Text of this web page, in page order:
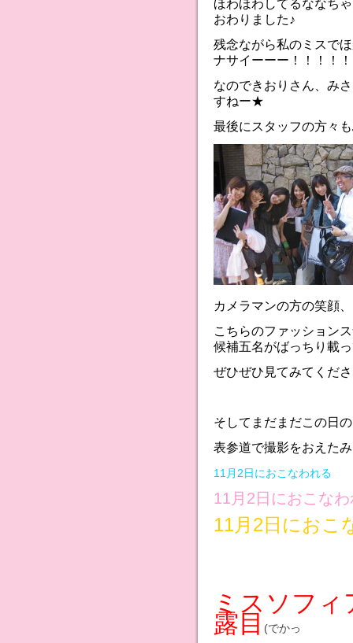
ほわほわしてるななち
おわりました♪
残念ながら私のミスで
ナサイーーー！！！！！
なのできおりさん、み
すねー★
最後にスタッフの方々
カメラマンの方の笑顔
こちらのファッション
候補五名がばっちり載
ぜひぜひ見てみてくだ
そしてまだまだこの日
表参道で撮影をおえた
11月2日におこなわれる
11月2日におこな
11月2日におこ
ミスソフ
露目 (でかっ